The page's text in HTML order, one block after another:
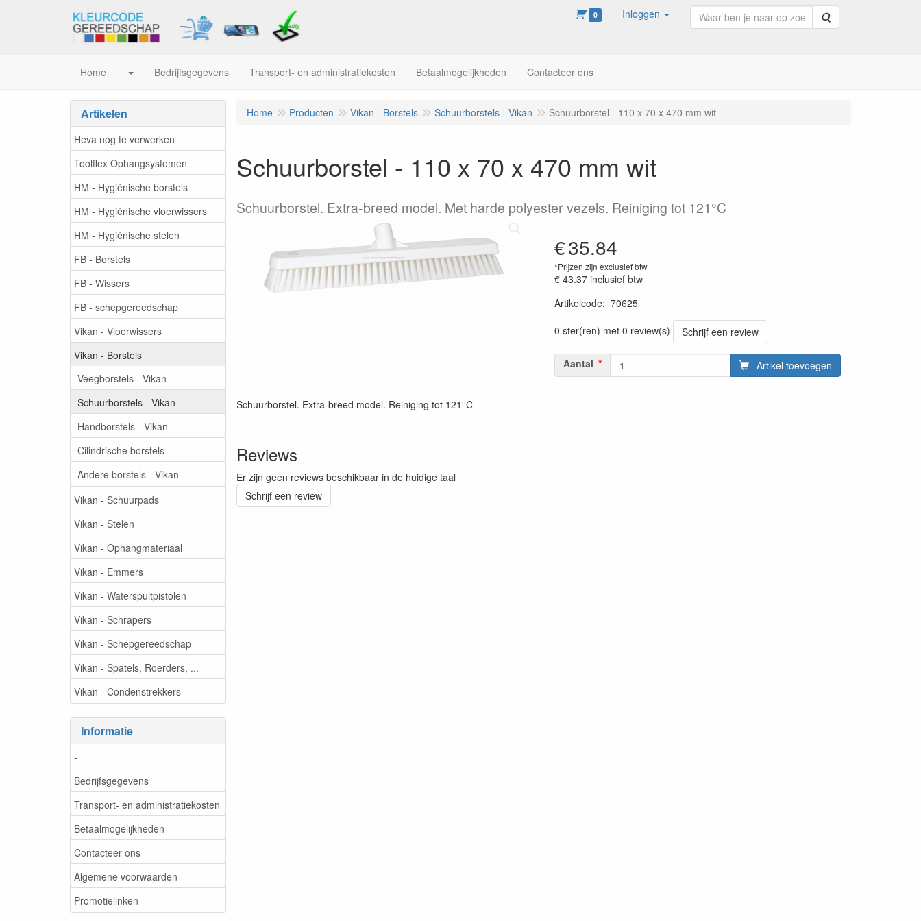
0 Inloggen Zoeken
Home Bedrijfsgegevens Transport- en administratiekosten Betaalmogelijkheden Contacteer ons
Artikelen
Heva nog te verwerken
Toolflex Ophangsystemen
HM - Hygiënische borstels
HM - Hygiënische vloerwissers
HM - Hygiënische stelen
FB - Borstels
FB - Wissers
FB - schepgereedschap
Vikan - Vloerwissers
Vikan - Borstels
Veegborstels - Vikan
Schuurborstels - Vikan
Handborstels - Vikan
Cilindrische borstels
Andere borstels - Vikan
Vikan - Schuurpads
Vikan - Stelen
Vikan - Ophangmateriaal
Vikan - Emmers
Vikan - Waterspuitpistolen
Vikan - Schrapers
Vikan - Schepgereedschap
Vikan - Spatels, Roerders, ...
Vikan - Condenstrekkers
Informatie
-
Bedrijfsgegevens
Transport- en administratiekosten
Betaalmogelijkheden
Contacteer ons
Algemene voorwaarden
Promotielinken
Home Producten Vikan - Borstels Schuurborstels - Vikan Schuurborstel - 110 x 70 x 470 mm wit
Schuurborstel - 110 x 70 x 470 mm wit
Schuurborstel. Extra-breed model. Met harde polyester vezels. Reiniging tot 121°C
€35.84
*Prijzen zijn exclusief btw
€ 43.37 inclusief btw
Artikelcode: 70625
0 ster(ren) met 0 review(s)
Schrijf een review
Aantal Artikel toevoegen
Schuurborstel. Extra-breed model. Reiniging tot 121°C
Reviews
Er zijn geen reviews beschikbaar in de huidige taal
Schrijf een review